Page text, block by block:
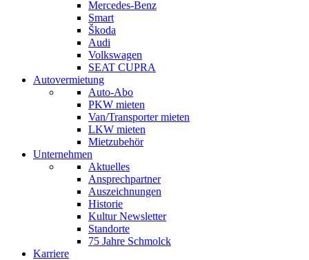
Mercedes-Benz
Smart
Škoda
Audi
Volkswagen
SEAT CUPRA
Autovermietung
Auto-Abo
PKW mieten
Van/Transporter mieten
LKW mieten
Mietzubehör
Unternehmen
Aktuelles
Ansprechpartner
Auszeichnungen
Historie
Kultur Newsletter
Standorte
75 Jahre Schmolck
Karriere